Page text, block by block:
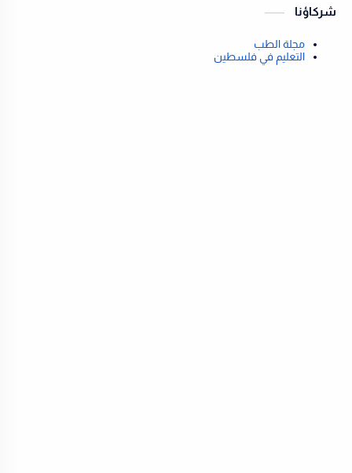
شركاؤنا
مجلة الطب
التعليم في فلسطين